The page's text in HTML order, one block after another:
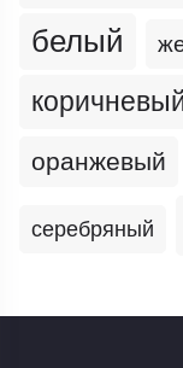
белый
оранжевый
серебряный